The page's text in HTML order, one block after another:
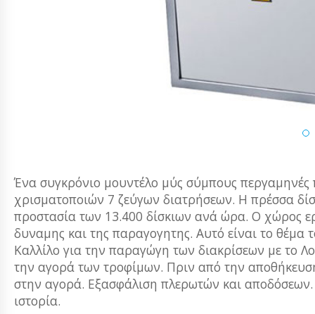
Ένα συγκρόνιο μουντέλο μύς σύμπους
χρισματοποιών 7 ζεύγων διατρήσεων. Η πρέσσα
προστασία των 13.400 δίσκιων ανά ώρα. Ο χώρος
δυναμης και της παραγογητης. Αυτό είναι το
Καλλίλο για την παραγώγη των διακρίσεων με το
την αγορά των τροφίμων. Πριν από την
στην αγορά. Εξασφάλιση πλερωτών και
ιστορία.